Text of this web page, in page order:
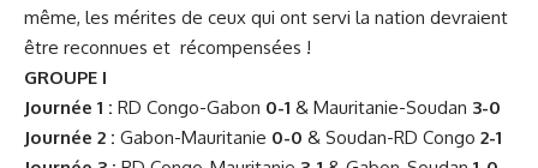
même, les mérites de ceux qui ont servi la nation devraient
être reconnues et récompensées !
GROUPE I
Journée 1 : RD Congo-Gabon 0-1 & Mauritanie-Soudan 3-0
Journée 2 : Gabon-Mauritanie 0-0 & Soudan-RD Congo 2-1